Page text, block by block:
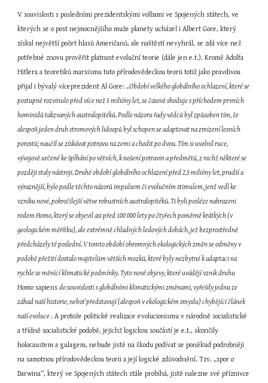
V souvislosti s posledními prezidentskými volbami ve Spojených státech, ve
kterých se o post nejmocnějšího muže planety ucházel i Albert Gore, který
získal největší počet hlasů Američanů, ale naštěstí nevyhrál, se zdá více než
potřebné znovu prověřit platnost evoluční teorie (dále jen e.t.). Kromě Adolfa
Hitlera a teoretiků marxismu tuto přírodovědeckou teorii totiž jako pravdivou
přijal i bývalý víceprezident Al Gore: „Období velkého globálního ochlazení, které se
postupně rozvinulo před více než 5 milióny let, se časově shoduje s příchodem prvních
hominidů takzvaných australopitéků. Podle názoru řady vědců byl způsoben tím, že
alespoň jeden druh stromových lidoopů byl schopen se adaptovat na zmizení lesních
porostů; naučil se získávat potravu na zemi a chodit po dvou. Tím si uvolnil ruce,
vývojově určené ke šplhání po větvích, k nošení potravin a předmětů, z nichž některé se
později staly nástroji. Druhé období globálního ochlazení před 2,5 milióny let, prudší a
výraznější, bylo podle těchto názorů impulsem či evolučním stimulem, jenž vedl ke
vzniku nové, pokročilejší větve robustních australopitéků. Ti byli posléze nahrazeni
rodem Homo, který se objevil asi před 100 000 lety po čtyřech poměrně krátkých (v
geologickém měřítku), ale extrémně chladných ledových dobách, jež bezprostředně
předcházely té poslední. V tomto období ohromných ekologických změn se odměny v
podobě přežití dostalo majitelům větších mozků, které byly nezbytné k adaptaci na
Homo sapiens do souvislosti s globálními klimatickými změnami, vyřešily jednu ze
záhad naší historie, neboť představují (alespoň v ekologickém smyslu) chybějící článek
naší evoluce . A protože politické realizace evolucionismu v národně socialistické
a třídně socialistické podobě, jejichž logickou součástí je e.t., skončily
holocaustem a gulagem, nebude jistě na škodu podívat se poněkud podrobněji
na samotnou přírodovědeckou teorii a její logické zdůvodnění. Tzv. „spor o
Darwina“, který ve Spojených státech stále probíhá, jistě nalezne své příznivce